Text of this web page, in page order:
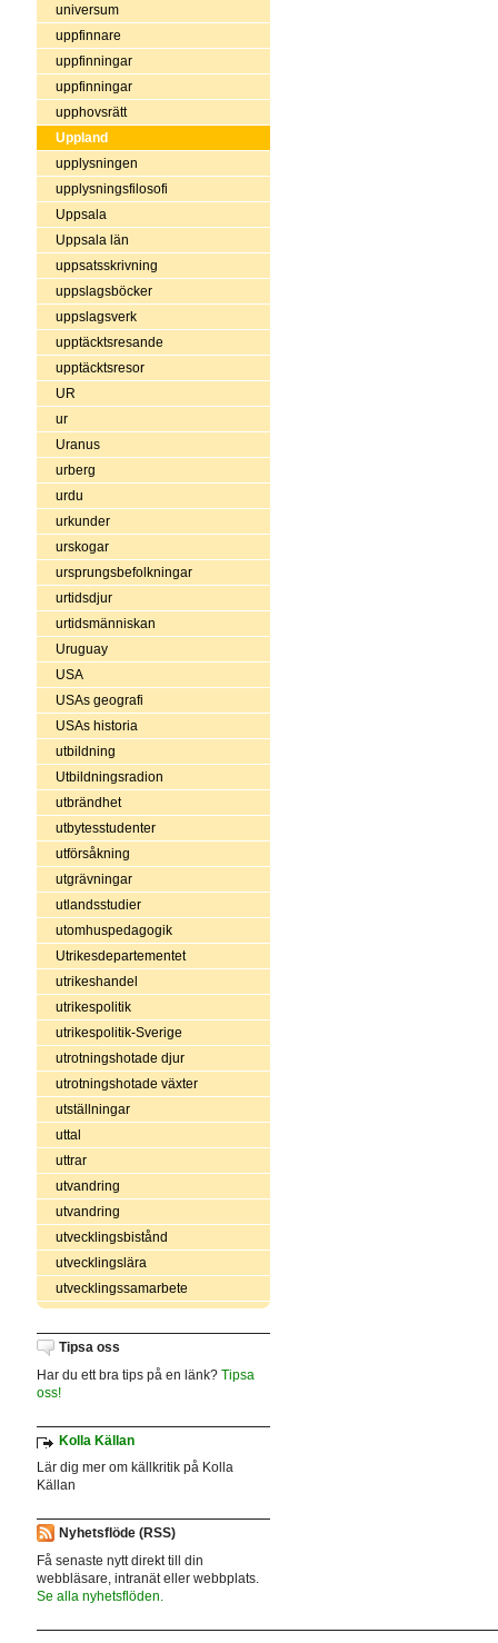
universum
uppfinnare
uppfinningar
uppfinningar
upphovsrätt
Uppland
upplysningen
upplysningsfilosofi
Uppsala
Uppsala län
uppsatsskrivning
uppslagsböcker
uppslagsverk
upptäcktsresande
upptäcktsresor
UR
ur
Uranus
urberg
urdu
urkunder
urskogar
ursprungsbefolkningar
urtidsdjur
urtidsmänniskan
Uruguay
USA
USAs geografi
USAs historia
utbildning
Utbildningsradion
utbrändhet
utbytesstudenter
utförsåkning
utgrävningar
utlandsstudier
utomhuspedagogik
Utrikesdepartementet
utrikeshandel
utrikespolitik
utrikespolitik-Sverige
utrotningshotade djur
utrotningshotade växter
utställningar
uttal
uttrar
utvandring
utvandring
utvecklingsbistånd
utvecklingslära
utvecklingssamarbete
Tipsa oss
Har du ett bra tips på en länk? Tipsa
oss!
Kolla Källan
Lär dig mer om källkritik på Kolla
Källan
Nyhetsflöde (RSS)
Få senaste nytt direkt till din
webbläsare, intranät eller webbplats.
Se alla nyhetsflöden.